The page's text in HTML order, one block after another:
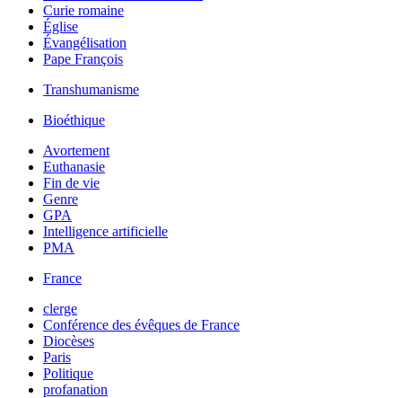
Curie romaine
Église
Évangélisation
Pape François
Transhumanisme
Bioéthique
Avortement
Euthanasie
Fin de vie
Genre
GPA
Intelligence artificielle
PMA
France
clerge
Conférence des évêques de France
Diocèses
Paris
Politique
profanation